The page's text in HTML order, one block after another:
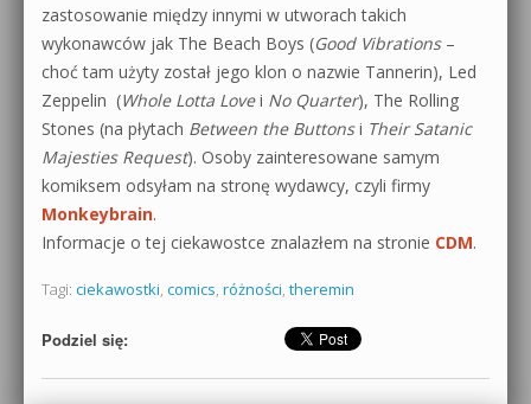
zastosowanie między innymi w utworach takich
wykonawców jak The Beach Boys (Good Vibrations–
choć tam użyty został jego klon o nazwie Tannerin), Led
Zeppelin (Whole Lotta Lovei No Quarter), The Rolling
Stones (na płytach Between the Buttonsi Their Satanic
Majesties Request). Osoby zainteresowane samym
komiksem odsyłam na stronę wydawcy, czyli firmy
Monkeybrain.
Informacje o tej ciekawostce znalazłem na stronie CDM.
Tagi: ciekawostki, comics, różności, theremin
Podziel się: